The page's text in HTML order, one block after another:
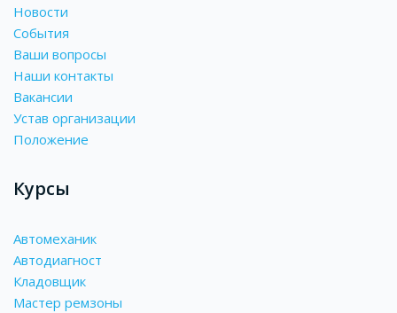
Новости
События
Ваши вопросы
Наши контакты
Вакансии
Устав организации
Положение
Курсы
Автомеханик
Автодиагност
Кладовщик
Мастер ремзоны